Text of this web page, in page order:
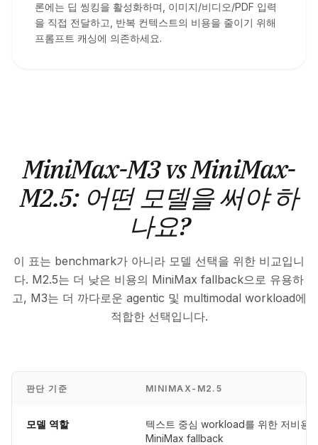
론에는 딥 씽킹을 활성화하며, 이미지/비디오/PDF 입력
을 직접 전달하고, 반복 컨텍스트의 비용을 줄이기 위해
프롬프트 캐싱에 의존하세요.
MiniMax-M3 vs MiniMax-
M2.5: 어떤 모델을 써야 하
나요?
이 표는 benchmark가 아니라 모델 선택을 위한 비교입니
다. M2.5는 더 낮은 비용의 MiniMax fallback으로 유용하
고, M3는 더 까다로운 agentic 및 multimodal workload에
적합한 선택입니다.
판단 기준 MINIMAX-M2.5
모델 역할
텍스트 중심 workload를 위한 저비용
MiniMax fallback